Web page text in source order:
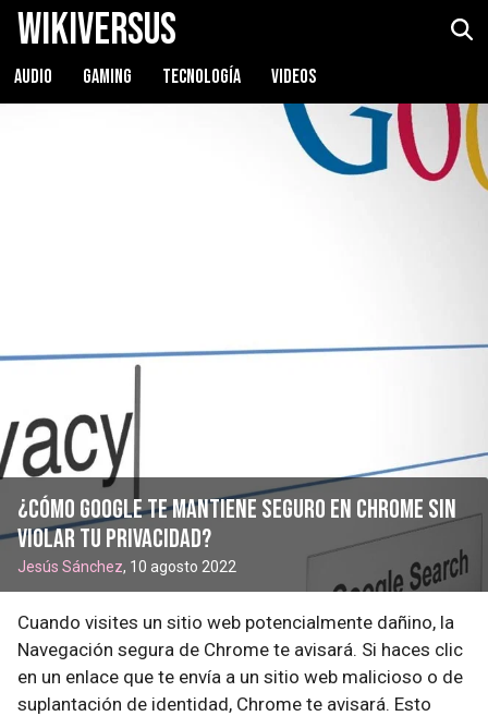
WikiVersus
AUDIO GAMING TECNOLOGÍA VIDEOS
¿Cómo Google te mantiene seguro en Chrome sin
violar tu privacidad?
Jesús Sánchez, 10 agosto 2022
Cuando visites un sitio web potencialmente dañino, la
Navegación segura de Chrome te avisará. Si haces clic
en un enlace que te envía a un sitio web malicioso o de
suplantación de identidad, Chrome te avisará. Esto